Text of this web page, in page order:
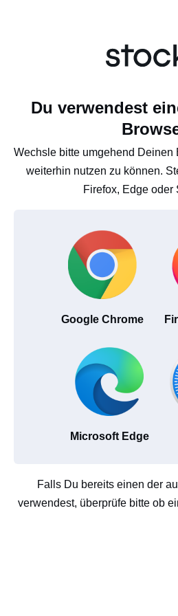
Du verwendest
Wechsle bitte umgehend Deinen
weiterhin nutzen zu können.
Firefox, Edge oder
Google Chrome
Microsoft Edge
Falls Du bereits einen der
verwendest, überprüfe bitte ob